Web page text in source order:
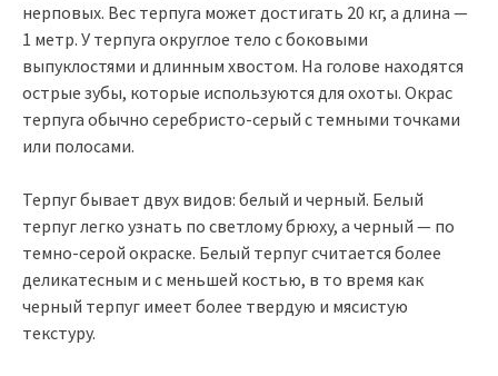
нерповых. Вес терпуга может достигать 20 кг, а длина —
1 метр. У терпуга округлое тело с боковыми
выпуклостями и длинным хвостом. На голове находятся
острые зубы, которые используются для охоты. Окрас
терпуга обычно серебристо-серый с темными точками
или полосами.
Терпуг бывает двух видов: белый и черный. Белый
терпуг легко узнать по светлому брюху, а черный — по
темно-серой окраске. Белый терпуг считается более
деликатесным и с меньшей костью, в то время как
черный терпуг имеет более твердую и мясистую
текстуру.